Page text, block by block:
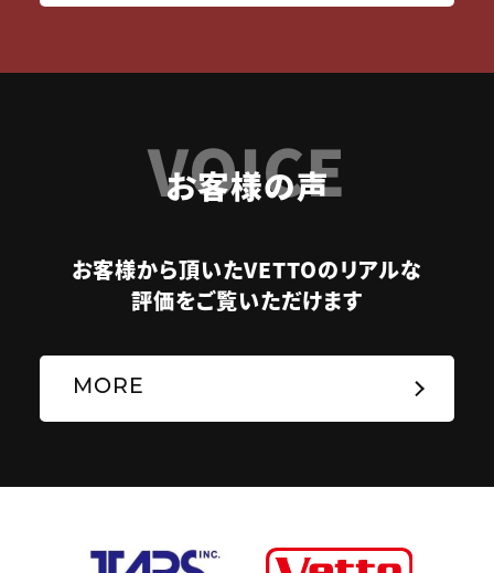
VOICE
お客様の声
お客様から頂いたVETTOのリアルな
評価をご覧いただけます
MORE